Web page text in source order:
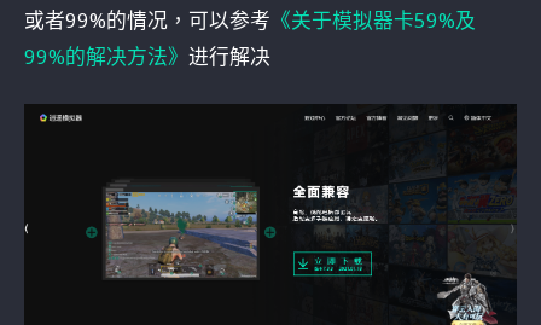
或者99%的情况，可以参考 《关于模拟器卡59%及
99%的解决方法》进行解决